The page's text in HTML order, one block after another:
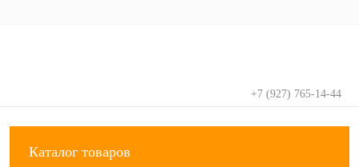
+7 (927) 765-14-44
Каталог товаров